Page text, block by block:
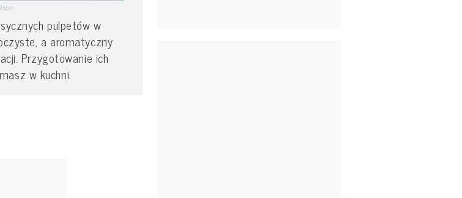
pulpetów w
a aromatyczny
Przygotowanie ich
w kuchni.